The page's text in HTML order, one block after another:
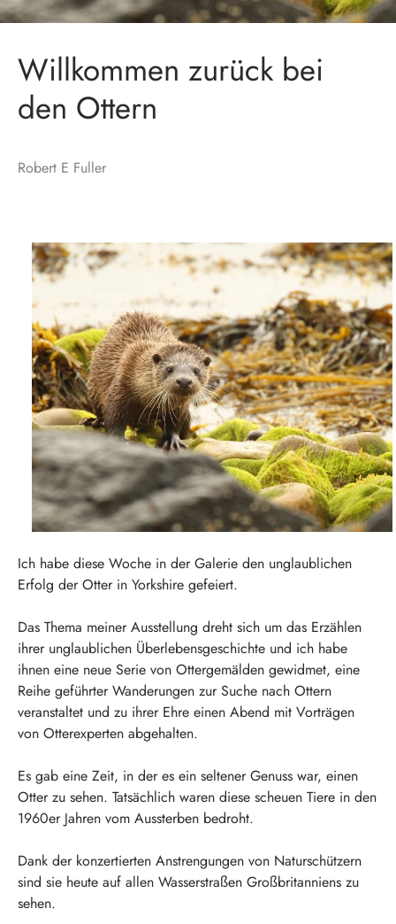
Willkommen zurück bei
den Ottern
Robert E Fuller
Ich habe diese Woche in der Galerie den unglaublichen
Erfolg der Otter in Yorkshire gefeiert.
Das Thema meiner Ausstellung dreht sich um das Erzählen
ihrer unglaublichen Überlebensgeschichte und ich habe
ihnen eine neue Serie von Ottergemälden gewidmet, eine
Reihe geführter Wanderungen zur Suche nach Ottern
veranstaltet und zu ihrer Ehre einen Abend mit Vorträgen
von Otterexperten abgehalten.
Es gab eine Zeit, in der es ein seltener Genuss war, einen
Otter zu sehen. Tatsächlich waren diese scheuen Tiere in den
1960er Jahren vom Aussterben bedroht.
Dank der konzertierten Anstrengungen von Naturschützern
sind sie heute auf allen Wasserstraßen Großbritanniens zu
sehen.